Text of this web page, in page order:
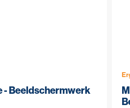
- Beeldschermwerk